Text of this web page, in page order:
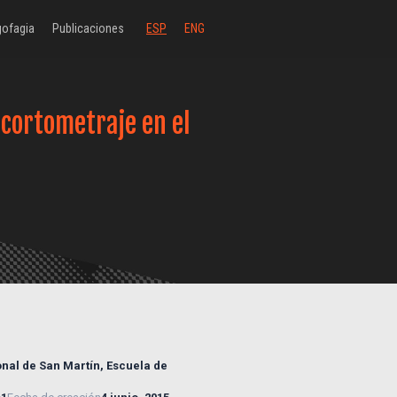
ESP ENG
Publicaciones
en el
de San Martín, Escuela de